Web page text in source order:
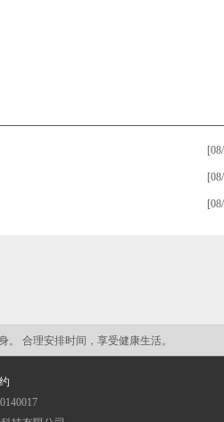
合理安排时间，享受健康生活。